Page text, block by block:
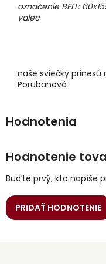
označenie BELL:
valec
naše sviečky
Porubanová
Hodnotenie
Buďte prvý, kto napíše
PRIDAŤ HODNOTENIE